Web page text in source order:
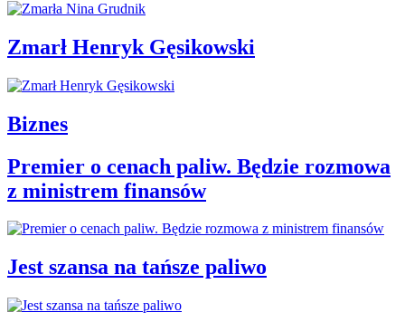
Zmarł Henryk Gęsikowski
Biznes
Premier o cenach paliw. Będzie rozmowa
z ministrem finansów
Jest szansa na tańsze paliwo